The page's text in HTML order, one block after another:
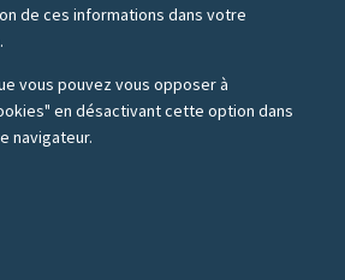
de ces informations dans votre
vous pouvez vous opposer à
en désactivant cette option dans
navigateur.